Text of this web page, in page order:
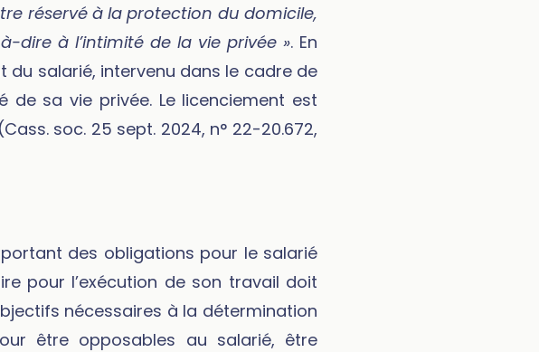
réservé à la protection du domicile,
dire à l’intimité de la vie privée ». En
du salarié, intervenu dans le cadre de
de sa vie privée. Le licenciement est
soc. 25 sept. 2024, n° 22-20.672,
des obligations pour le salarié
pour l’exécution de son travail doit
nécessaires à la détermination
être opposables au salarié, être